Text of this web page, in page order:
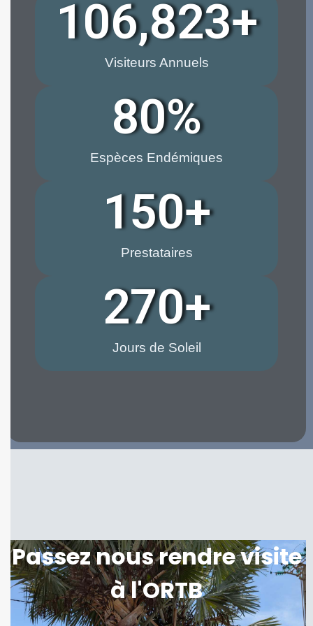
Visiteurs Annuels
106,823+
Espèces Endémiques
80%
Prestataires
150+
Jours de Soleil
270+
Passez nous rendre visite
à l'ORTB